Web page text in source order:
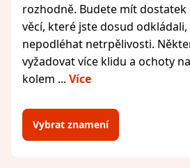
rozhodně. Budete mít
věcí, které jste dosud odkládali,
nepodléhat netrpělivosti.
vyžadovat více klidu a ochoty
kolem ... Více
Vybrat znamení